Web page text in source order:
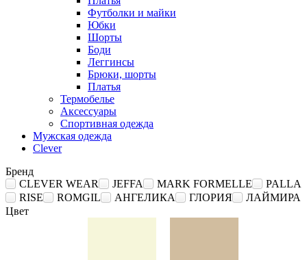
Футболки и майки
Юбки
Шорты
Боди
Леггинсы
Брюки, шорты
Платья
Термобелье
Аксессуары
Спортивная одежда
Мужская одежда
Clever
Бренд
CLEVER WEAR
JEFFA MARK FORMELLE
PALLA
RISE
ROMGIL АНГЕЛИКА ГЛОРИЯ
ЛАЙМИРА
Цвет